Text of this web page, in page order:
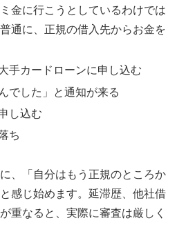
金に行こうとしているわけでは
通に、正規の借入先からお金を
手カードローンに申し込む
でした」と通知が来る
し込む
ち
、「自分はもう正規のところか
感じ始めます。延滞歴、他社借
重なると、実際に審査は厳しく